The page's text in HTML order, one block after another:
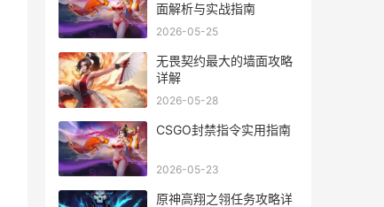
面解析与实战指南
2026-05-25
无畏契约最大的墙面攻略
详解
2026-05-28
CSGO封禁指令实用指南
2026-05-23
原神高翔之翎任务攻略详